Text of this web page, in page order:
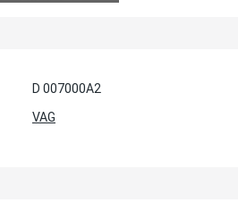
D 007000A2
VAG